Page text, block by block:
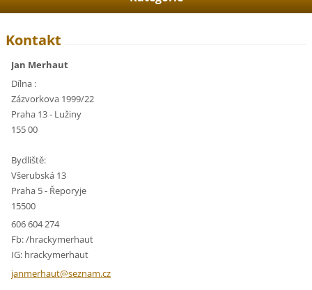
Kontakt
Jan Merhaut
Dílna :
Zázvorkova 1999/22
Praha 13 - Lužiny
155 00
Bydliště:
Všerubská 13
Praha 5 - Řeporyje
15500
606 604 274
Fb: /hrackymerhaut
IG: hrackymerhaut
janmerhaut@seznam.cz